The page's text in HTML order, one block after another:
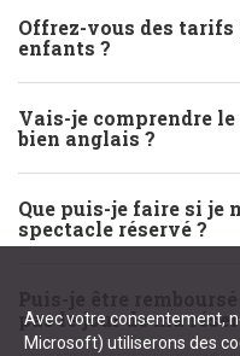
Offrez-vous des
enfants ?
Vais-je comprendre
bien anglais ?
Que puis-je faire si je
spectacle réservé ?
pas le jour de ma
Avec votre consentement,
Microsoft) utiliserons des